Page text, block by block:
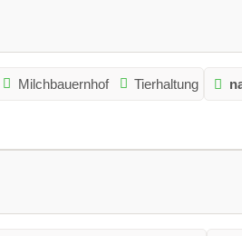
Milchbauernhof Tierhaltung